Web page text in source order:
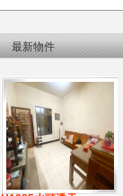
最新物件